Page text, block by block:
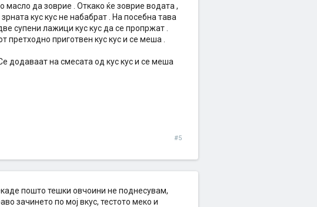
масло да зоврие . Откако ќе зоврие водата ,
кус кус не набабрат . На посебна тава
супени лажици кус кус да се пропржат .
претходно приготвен кус кус и се меша .
додаваат на смесата од кус кус и се меша
#5
пошто тешки овчоини не поднесувам,
зачинето по мој вкус, тестото меко и